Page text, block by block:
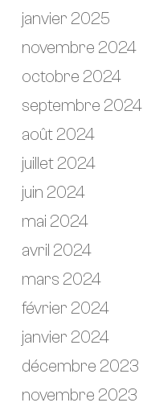
janvier 2025
novembre 2024
octobre 2024
septembre 2024
août 2024
juillet 2024
juin 2024
mai 2024
avril 2024
mars 2024
février 2024
janvier 2024
décembre 2023
novembre 2023